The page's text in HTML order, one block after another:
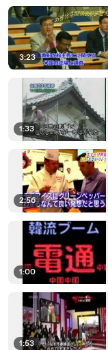
3:23
1:33
2:56
1:00
1:53